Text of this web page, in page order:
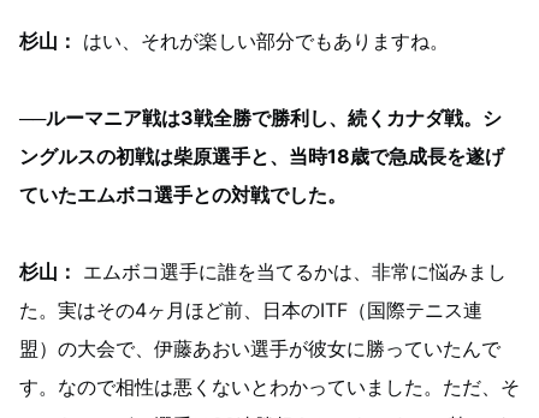
杉山： はい、それが楽しい部分でもありますね。
──ルーマニア戦は3戦全勝で勝利し、続くカナダ戦。シ
ングルスの初戦は柴原選手と、当時18歳で急成長を遂げ
ていたエムボコ選手との対戦でした。
杉山： エムボコ選手に誰を当てるかは、非常に悩みまし
た。実はその4ヶ月ほど前、日本のITF（国際テニス連
盟）の大会で、伊藤あおい選手が彼女に勝っていたんで
す。なので相性は悪くないとわかっていました。ただ、そ